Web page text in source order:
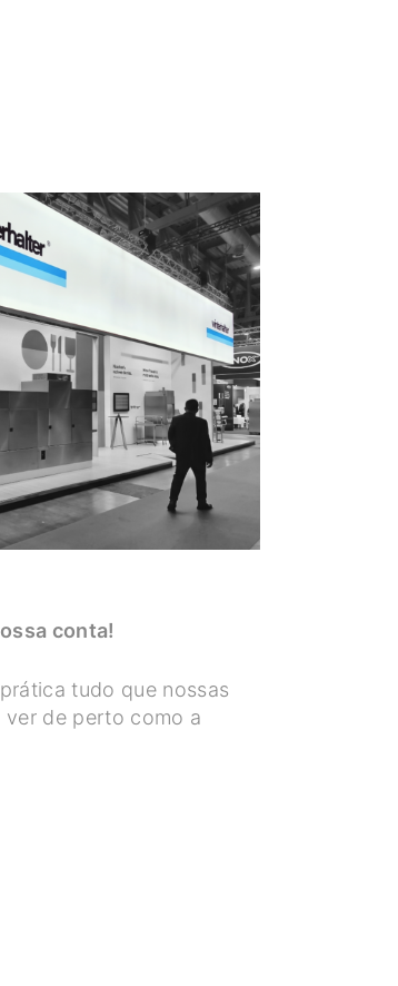
conta!
tudo que nossas
ver de perto como a